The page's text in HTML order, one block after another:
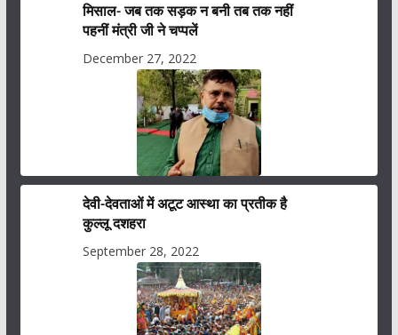
मिसाल- जब तक सड़क न बनी तब तक नहीं
पहनीं मंत्री जी ने चप्पलें
December 27, 2022
देवी-देवताओं में अटूट आस्था का प्रतीक है
कुल्लू दशहरा
September 28, 2022